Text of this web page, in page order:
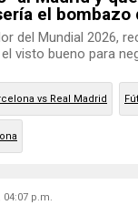
el bombazo
del Mundial 2026,
visto bueno para
vs Real Madrid
04:07 p.m.